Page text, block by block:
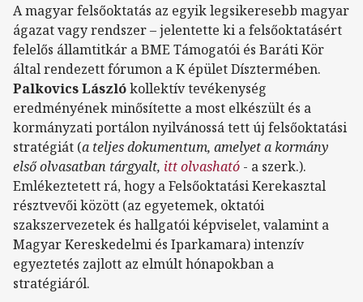
A magyar felsőoktatás az egyik legsikeresebb magyar
ágazat vagy rendszer – jelentette ki a felsőoktatásért
felelős államtitkár a BME Támogatói és Baráti Kör
által rendezett fórumon a K épület Dísztermében.
Palkovics Lászlókollektív tevékenység
eredményének minősítette a most elkészült és a
kormányzati portálon nyilvánossá tett új felsőoktatási
stratégiát (a teljes dokumentum, amelyet a kormány
első olvasatban tárgyalt, itt olvasható - a szerk.).
Emlékeztetett rá, hogy a Felsőoktatási Kerekasztal
résztvevői között (az egyetemek, oktatói
szakszervezetek és hallgatói képviselet, valamint a
Magyar Kereskedelmi és Iparkamara) intenzív
egyeztetés zajlott az elmúlt hónapokban a
stratégiáról.